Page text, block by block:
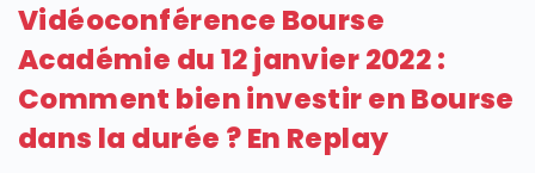
Vidéoconférence Bourse
Académie du 12 janvier 2022 :
Comment bien investir en Bourse
dans la durée ? En Replay